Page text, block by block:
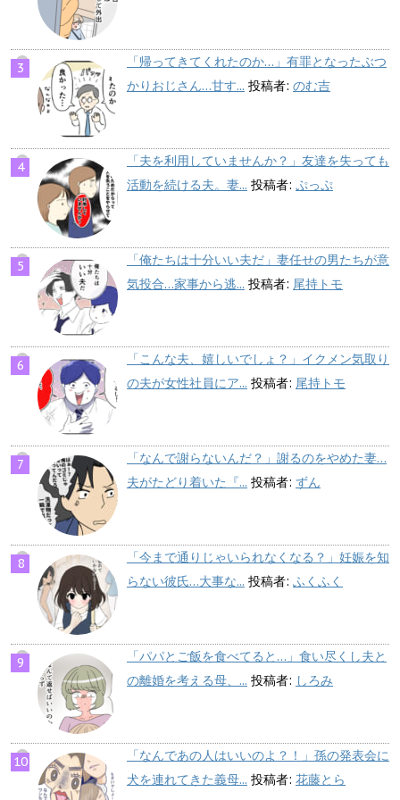
「帰ってきてくれたのか…」有罪となったぶつ
かりおじさん…甘す... 投稿者: のむ吉
「夫を利用していませんか？」友達を失っても
活動を続ける夫。妻... 投稿者: ぷっぷ
「俺たちは十分いい夫だ」妻任せの男たちが意
気投合…家事から逃... 投稿者: 尾持トモ
「こんな夫、嬉しいでしょ？」イクメン気取り
の夫が女性社員にア... 投稿者: 尾持トモ
「なんで謝らないんだ？」謝るのをやめた妻…
夫がたどり着いた『... 投稿者: ずん
「今まで通りじゃいられなくなる？」妊娠を知
らない彼氏…大事な... 投稿者: ふくふく
「パパとご飯を食べてると…」食い尽くし夫と
の離婚を考える母、... 投稿者: しろみ
「なんであの人はいいのよ？！」孫の発表会に
犬を連れてきた義母... 投稿者: 花藤とら